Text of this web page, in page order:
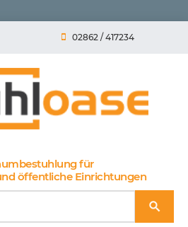
02862 / 417234
für
öffentliche Einrichtungen